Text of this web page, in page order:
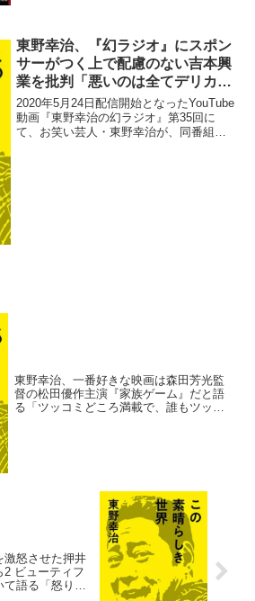
東野幸治、『幻ラジオ』にスポン
サーがつく上で配慮のない吉本興
業を批判「悪いのは全てデリカシ
ーの欠片もない吉本興業」
2020年5月24日配信開始となったYouTube
動画『東野幸治の幻ラジオ』第35回に
て、お笑い芸人・東野幸治が、同番組に
東野幸治、一番好きな映画は森田芳光監
督の松田優作主演『家族ゲーム』だと語
る「ツッコミどころ満載で、誰もツッコ
激怒させた押井
2 ビューティフ
て語る「怒り狂